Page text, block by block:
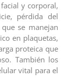
y corporal,
pérdida del
se manejan
en plaquetas,
proteica que
También los
vital para el